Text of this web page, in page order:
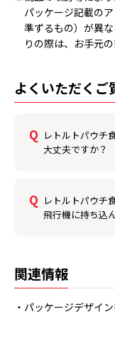
パッケージ記載の
準ずるもの）が異
りの際は、お手元
よくいただくご
レトルトパウチ
大丈夫ですか？
レトルトパウチ
飛行機に持ち込
関連情報
・パッケージデザイ